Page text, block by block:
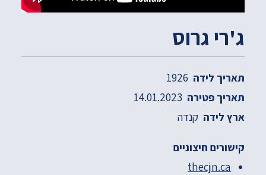
ג'רי גרוס
תאריך לידה
תאריך פטירה
ארץ לידה קנדה
קישורים חיצוניים
thecjn.ca